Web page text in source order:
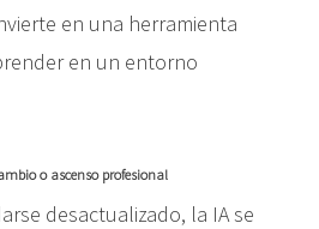
en una herramienta
en un entorno
o ascenso profesional
desactualizado, la IA se